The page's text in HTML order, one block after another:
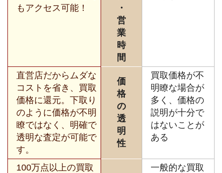
もアクセス可能！
・
営
業
時
間
直営店だからムダな
コストを省き、買取
価格に還元。下取り
のように価格が不明
瞭ではなく、明確で
透明な査定が可能で
す。
価
格
の
透
明
性
買取価格が不
明瞭な場合が
多く、価格の
説明が十分で
はないことが
ある
100万点以上の買取
一般的な買取